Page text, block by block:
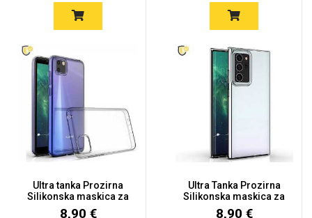
Ultra tanka Prozirna
Silikonska maskica za
Hua...
8,90 €
Ultra Tanka Prozirna
Silikonska maskica za
Sam...
8,90 €